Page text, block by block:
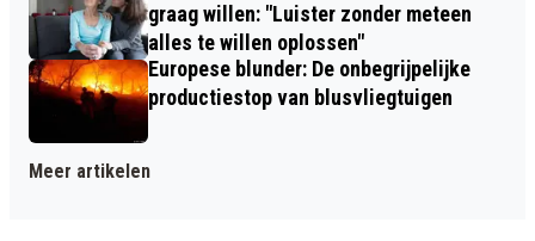
graag willen: "Luister zonder meteen
alles te willen oplossen"
Europese blunder: De onbegrijpelijke
productiestop van blusvliegtuigen
Meer artikelen